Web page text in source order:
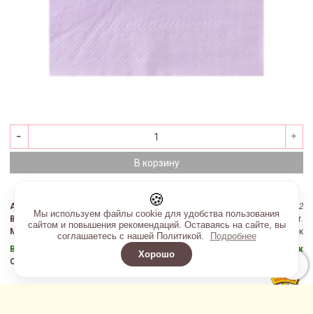
В корзину
80 руб
Артикул
1502-4922
В упаковке:
12 шт.
Мин. партия
1 упак
В наличии:
2 упак
Скоро:
🍪
Мы используем файлы cookie для удобства пользования
сайтом и повышения рекомендаций. Оставаясь на сайте, вы
соглашаетесь с нашей Политикой.
Подробнее
Хорошо